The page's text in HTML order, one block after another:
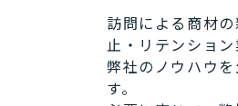
訪問による商材
止・リテンショ
弊社のノウハウ
す。